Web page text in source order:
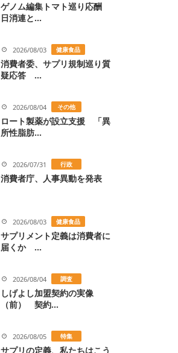
ゲノム編集トマト巡り応酬
日消連と...
2026/08/03 健康食品
消費者委、サプリ規制巡り質
疑応答 ...
2026/08/04 その他
ロート製薬が設立支援 「異
所性脂肪...
2026/07/31 行政
消費者庁、人事異動を発表
2026/08/03 健康食品
サプリメント定義は消費者に
届くか ...
2026/08/04 調査
しげよし加盟契約の実像
（前） 契約...
2026/08/05 特集
サプリの定義、私たちはこう